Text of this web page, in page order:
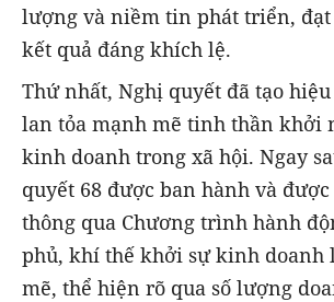
lượng và niềm tin phát triển, đạt
kết quả đáng khích lệ.
Thứ nhất, Nghị quyết đã tạo
lan tỏa mạnh mẽ tinh thần khởi
kinh doanh trong xã hội. Ngay
quyết 68 được ban hành và
thông qua Chương trình hành
phủ, khí thế khởi sự kinh doanh
mẽ, thể hiện rõ qua số lượng